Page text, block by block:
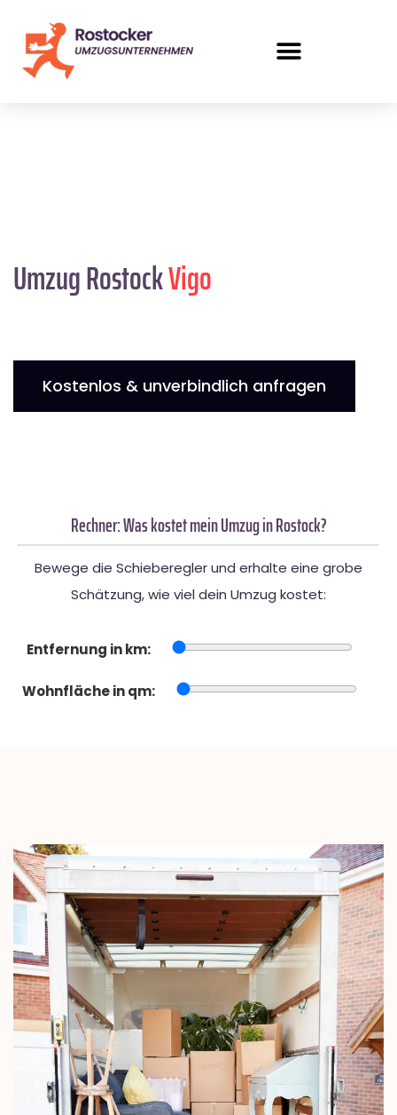
Umzug RostockVigo
Kostenlos & unverbindlich anfragen
Rechner: Was kostet mein Umzug in Rostock?
Bewege die Schieberegler und erhalte eine grobe
Schätzung, wie viel dein Umzug kostet:
Entfernung in km:
Wohnfläche in qm: